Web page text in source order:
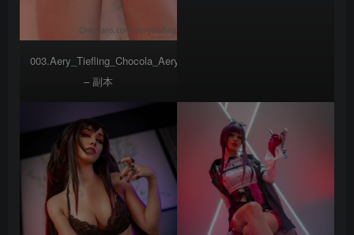
003.Aery_Tiefling_Chocola_Aery_Tiefling_Chocola_(31)
– 副本